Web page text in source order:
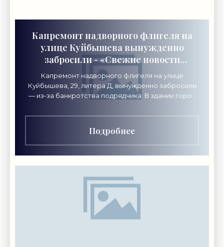
Капремонт надворного флигеля на
улице Куйбышева вынужденно
забросили - «Свежие новости
строительства»
Капремонт надворного флигеля на улице
Куйбышева, 29, литера Д, вынужденно забросили
— из-за банкротства подрядчика. В здании город
индустрий «Локон».
Подробнее